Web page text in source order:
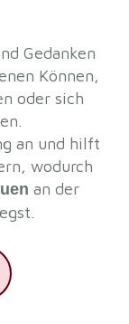
Gedanken
Können,
oder sich
an und hilft
wodurch
an der